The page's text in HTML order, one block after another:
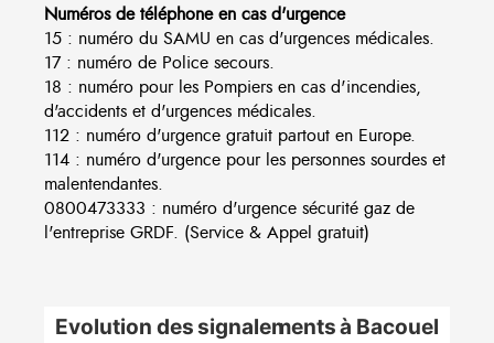
Numéros de téléphone en cas d'urgence
15 : numéro du SAMU en cas d'urgences médicales.
17 : numéro de Police secours.
18 : numéro pour les Pompiers en cas d'incendies,
d'accidents et d'urgences médicales.
112 : numéro d'urgence gratuit partout en Europe.
114 : numéro d'urgence pour les personnes sourdes et
malentendantes.
0800473333 : numéro d'urgence sécurité gaz de
l'entreprise GRDF. (Service & Appel gratuit)
Evolution des signalements à Bacouel